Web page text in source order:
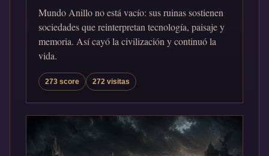
Mundo Anillo no está vacío: sus ruinas sostienen
sociedades que reinterpretan tecnología, paisaje y
memoria. Así cayó la civilización y continuó la
vida.
273 score 272 visitas